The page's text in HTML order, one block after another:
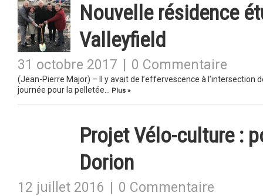
Nouvelle résidence
Valleyfield
31 octobre 2017 0 Commentaire
(Jean-Pierre Major) – Il y avait de l’effervescence à
journée pour la pelletée…
Plus »
Projet Vélo-culture :
Dorion
12 juillet 2016 0 Commentaire